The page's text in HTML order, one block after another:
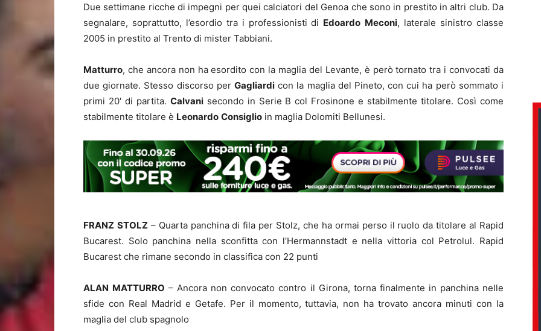
Due settimane ricche di impegni per quei calciatori del Genoa che sono in prestito in altri club. Da
segnalare, soprattutto, l’esordio tra i professionisti di Edoardo Meconi, laterale sinistro classe
2005 in prestito al Trento di mister Tabbiani.
Matturro, che ancora non ha esordito con la maglia del Levante, è però tornato tra i convocati da
due giornate. Stesso discorso per Gagliardicon la maglia del Pineto, con cui ha però sommato i
primi 20′ di partita. Calvanisecondo in Serie B col Frosinone e stabilmente titolare. Così come
stabilmente titolare è Leonardo Consiglio in maglia Dolomiti Bellunesi.
FRANZ STOLZ– Quarta panchina di fila per Stolz, che ha ormai perso il ruolo da titolare al Rapid
Bucarest. Solo panchina nella sconfitta con l’Hermannstadt e nella vittoria col Petrolul. Rapid
Bucarest che rimane secondo in classifica con 22 punti
ALAN MATTURRO – Ancora non convocato contro il Girona, torna finalmente in panchina nelle
sfide con Real Madrid e Getafe. Per il momento, tuttavia, non ha trovato ancora minuti con la
maglia del club spagnolo